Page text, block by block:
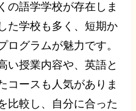
の語学学校が存在しま
た学校も多く、短期か
ログラムが魅力です。
い授業内容や、英語と
コースも人気がありま
比較し、自分に合った